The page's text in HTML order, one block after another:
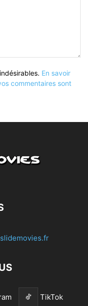
En savoir
commentaires sont
TikTok